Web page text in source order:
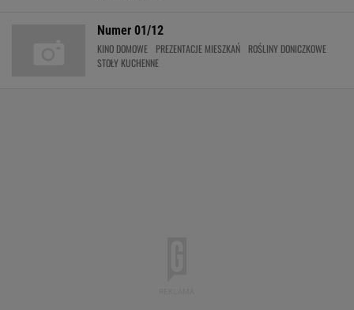
Numer 01/12
KINO DOMOWE PREZENTACJE MIESZKAŃ
ROŚLINY DONICZKOWE
STOŁY KUCHENNE